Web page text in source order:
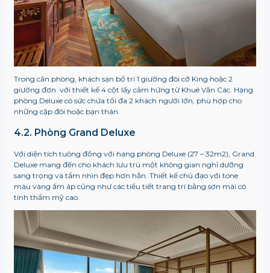
Trong căn phòng, khách sạn bố trí 1 giường đôi cỡ King hoặc 2
giường đơn với thiết kế 4 cột lấy cảm hứng từ Khuê Văn Các. Hạng
phòng Deluxe có sức chứa tối đa 2 khách người lớn, phù hợp cho
những cặp đôi hoặc bạn thân.
4.2. Phòng Grand Deluxe
Với diện tích tuông đồng với hạng phòng Deluxe (27 – 32m2), Grand
Deluxe mang đến cho khách lưu trú một không gian nghỉ dưỡng
sang trọng và tầm nhìn đẹp hơn hẳn. Thiết kế chủ đạo với tone
màu vàng ấm áp cũng như các tiểu tiết trang trí bằng sơn mài có
tính thẩm mỹ cao.